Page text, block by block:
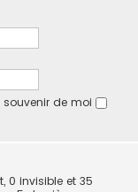
souvenir de moi
0 invisible et 35